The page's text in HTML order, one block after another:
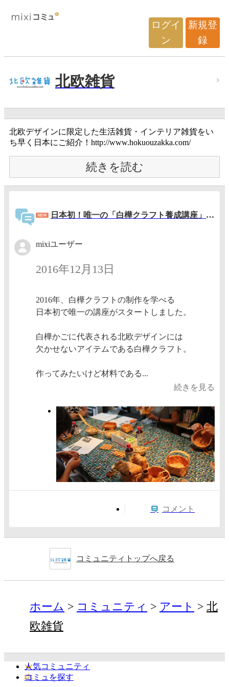
ログイ
ン
新規登
録
北欧雑貨
北欧デザインに限定した生活雑貨・インテリア雑貨をい
ち早く日本にご紹介！http://www.hokuouzakka.com/
続きを読む
日本初！唯一の「白樺クラフト養成講座」がスタート
mixiユーザー
2016年12月13日
2016年、白樺クラフトの制作を学べる
日本初で唯一の講座がスタートしました。
白樺かごに代表される北欧デザインには
欠かせないアイテムである白樺クラフト。
作ってみたいけど材料である...
続きを見る
コメント
コミュニティトップへ戻る
ホーム コミュニティ アート
北
欧雑貨
人気コミュニティ
コミュを探す